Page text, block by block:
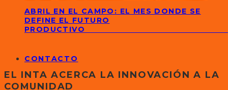
ABRIL EN EL CAMPO: EL MES DONDE SE
DEFINE EL FUTURO
PRODUCTIVO
CONTACTO
EL INTA ACERCA LA INNOVACIÓN A LA
COMUNIDAD